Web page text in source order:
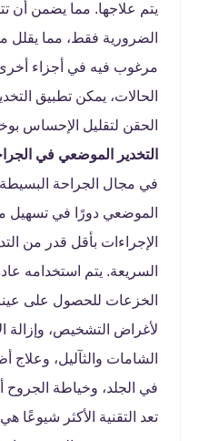
يتم علاجها. مما يضمن أن
الضرورية فقط، مما يقلل
مرغوب فيه في أجزاء
الحالات، يمكن تطبيق
الحقن لتقليل الإحساس
التخدير الموضعي في
في مجال الجراحة
الموضعي دورًا في
الإجراءات بأقل قدر من
السريعة. يتم استخدامه
الخزعات للحصول على
لأغراض التشخيص، وإزالة
الشامات والثآليل، وعلاج
في الجلد، وخياطة الجروح
تعد التقنية الأكثر شيوعًا